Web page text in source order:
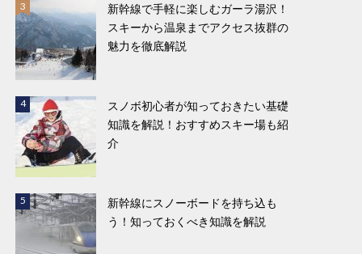
新幹線で手軽に楽しむガーラ湯沢！
スキーから温泉までアクセス抜群の
魅力を徹底解説
スノボ初心者が知っておきたい基礎
知識を解説！おすすめスキー場も紹
介
新幹線にスノーボードを持ち込も
う！知っておくべき知識を解説